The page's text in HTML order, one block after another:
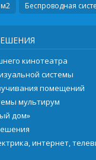
Беспроводная
кинотеатра
системы
помещений
мультирум
дом»
интернет,